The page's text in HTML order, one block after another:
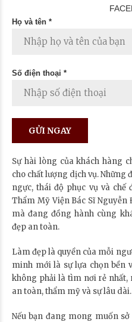
Họ và tên *
Số điện thoại *
Sự hài lòng của khách hàng
cho chất lượng dịch vụ. Những
ngực, thái độ phục vụ và chế
Thẩm Mỹ Viện Bác Sĩ
mà đang đồng hành cùng
đẹp an toàn.
Làm đẹp là quyền của mỗi
minh mới là sự lựa chọn bền
không phải là tìm nơi rẻ
an toàn, thẩm mỹ và sự lâu dài.
Nếu bạn đang mong muốn